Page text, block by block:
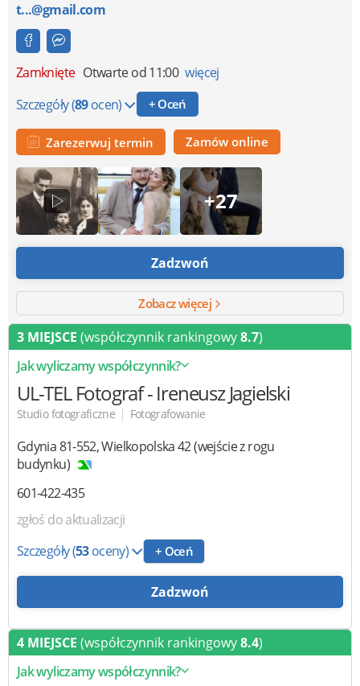
t...@gmail.com
Zamknięte Otwarte od 11:00 więcej
Szczegóły(89ocen) + Oceń
Zarezerwuj termin Zamów online
+27
Zadzwoń
Zobacz więcej
3 MIEJSCE (współczynnik rankingowy8.7)
Jak wyliczamy współczynnik?
UL-TEL Fotograf- Ireneusz Jagielski
Studio fotograficzne | Fotografowanie
Gdynia81-552,Wielkopolska 42 (wejście z rogu
budynku)
601-422-435
zgłoś do aktualizacji
Szczegóły(53oceny) + Oceń
Zadzwoń
4 MIEJSCE (współczynnik rankingowy8.4)
Jak wyliczamy współczynnik?